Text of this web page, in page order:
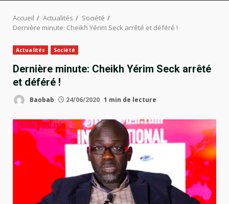
PRINCIPAL
Accueil Actualités
Société
Dernière minute: Cheikh Yérim Seck arrêté et déféré !
Actualités Société
Dernière minute: Cheikh Yérim Seck arrêté
et déféré !
Baobab 24/06/2020 1 min de lecture